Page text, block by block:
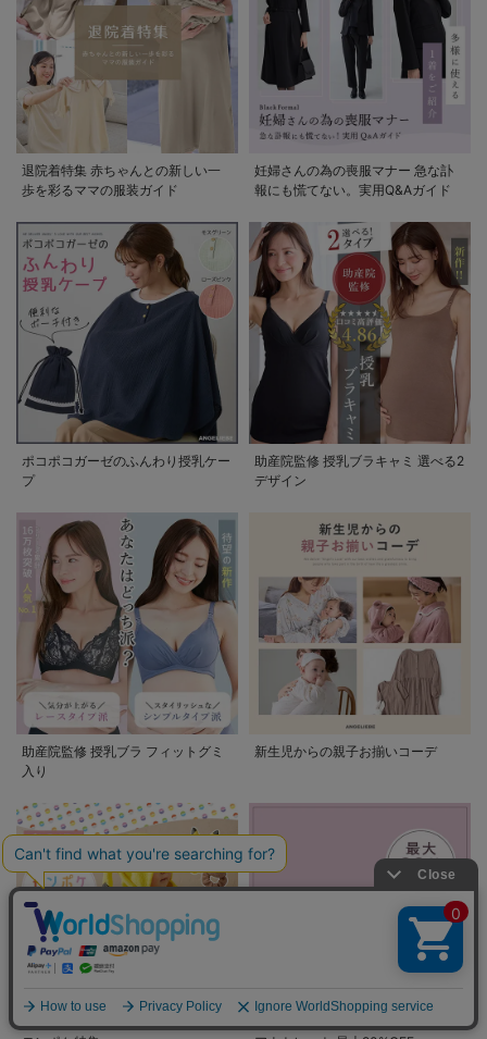
退院着特集 赤ちゃんとの新しい一
歩を彩るママの服装ガイド
妊婦さんの為の喪服マナー 急な訃
報にも慌てない。実用Q&Aガイド
ポコポコガーゼのふんわり授乳ケー
プ
助産院監修 授乳ブラキャミ 選べる2
デザイン
助産院監修 授乳ブラ フィットグミ
入り
新生児からの親子お揃いコーデ